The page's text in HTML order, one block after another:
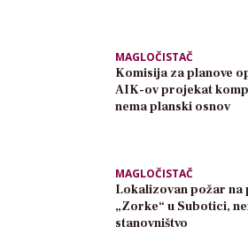
MAGLOČISTAČ
Komisija za planove
AIK-ov projekat
nema planski osnov
MAGLOČISTAČ
Lokalizovan požar na
„Zorke“ u Subotici,
stanovništvo